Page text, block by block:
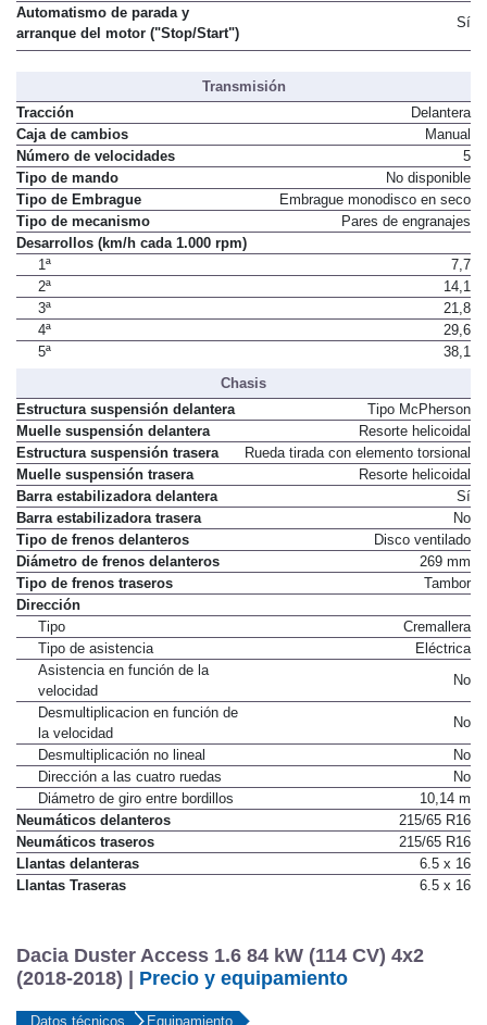
Automatismo de parada y
arranque del motor ("Stop/Start")
Sí
Transmisión
Tracción
Delantera
Caja de cambios
Manual
Número de velocidades
5
Tipo de mando
No disponible
Tipo de Embrague
Embrague monodisco en seco
Tipo de mecanismo
Pares de engranajes
Desarrollos (km/h cada 1.000 rpm)
1ª
7,7
2ª
14,1
3ª
21,8
4ª
29,6
5ª
38,1
Chasis
Estructura suspensión delantera
Tipo McPherson
Muelle suspensión delantera
Resorte helicoidal
Estructura suspensión trasera
Rueda tirada con elemento torsional
Muelle suspensión trasera
Resorte helicoidal
Barra estabilizadora delantera
Sí
Barra estabilizadora trasera
No
Tipo de frenos delanteros
Disco ventilado
Diámetro de frenos delanteros
269 mm
Tipo de frenos traseros
Tambor
Dirección
Tipo
Cremallera
Tipo de asistencia
Eléctrica
Asistencia en función de la
velocidad
No
Desmultiplicacion en función de
la velocidad
No
Desmultiplicación no lineal
No
Dirección a las cuatro ruedas
No
Diámetro de giro entre bordillos
10,14 m
Neumáticos delanteros
215/65 R16
Neumáticos traseros
215/65 R16
Llantas delanteras
6.5 x 16
Llantas Traseras
6.5 x 16
Dacia Duster Access 1.6 84 kW (114 CV) 4x2
(2018-2018) | Precio y equipamiento
Datos técnicos Equipamiento